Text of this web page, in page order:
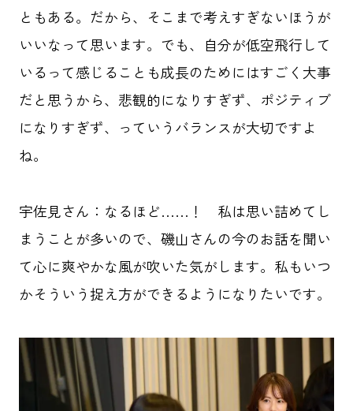
HOME
記事一覧
ABOUT
タグ一覧
東京六大学野球 メタバース
先進テクノロジー パラスポーツ
ともある。だから、そこまで考えすぎないほうが
いいなって思います。でも、自分が低空飛行して
いるって感じることも成長のためにはすごく大事
だと思うから、悲観的になりすぎず、ポジティブ
になりすぎず、っていうバランスが大切ですよ
ね。
宇佐見さん：なるほど……！ 私は思い詰めてし
まうことが多いので、磯山さんの今のお話を聞い
て心に爽やかな風が吹いた気がします。私もいつ
かそういう捉え方ができるようになりたいです。